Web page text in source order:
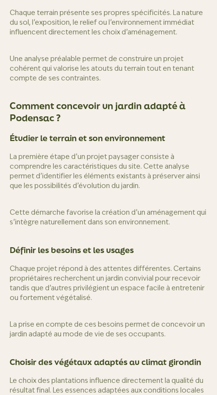
Chaque terrain présente ses propres spécificités. La nature
du sol, l’exposition, le relief ou l’environnement immédiat
influencent directement les choix d’aménagement.
Une analyse préalable permet de construire un projet
cohérent qui valorise les atouts du terrain tout en tenant
compte de ses contraintes.
Comment concevoir un jardin adapté à
Podensac ?
Étudier le terrain et son environnement
La première étape d’un projet paysager consiste à
comprendre les caractéristiques du site. Cette analyse
permet d’identifier les éléments existants à préserver ainsi
que les possibilités d’évolution du jardin.
Cette démarche favorise la création d’un aménagement qui
s’intègre naturellement dans son environnement.
Définir les besoins et les usages
Chaque projet répond à des attentes différentes. Certains
propriétaires recherchent un jardin convivial pour recevoir
tandis que d’autres privilégient un espace facile à entretenir
ou fortement végétalisé.
La prise en compte de ces besoins permet de concevoir un
jardin adapté au mode de vie de ses occupants.
Choisir des végétaux adaptés au climat girondin
Le choix des plantations influence directement la qualité du
résultat final. Les essences adaptées aux conditions locales